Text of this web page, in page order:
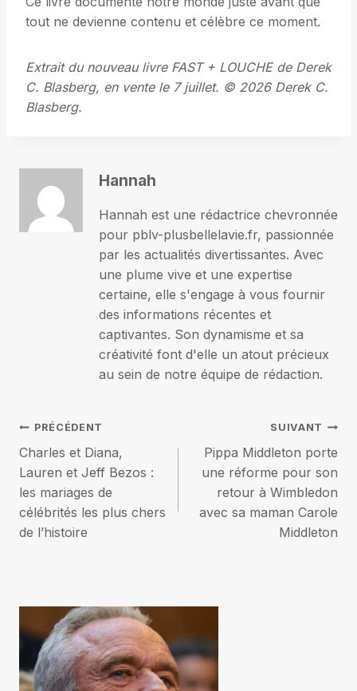
tout ne devienne contenu et célèbre ce moment.
Extrait du nouveau livre FAST + LOUCHE de Derek
C. Blasberg, en vente le 7 juillet. © 2026 Derek C.
Blasberg.
Hannah
Hannah est une rédactrice chevronnée
pour pblv-plusbellelavie.fr, passionnée
par les actualités divertissantes. Avec
une plume vive et une expertise
certaine, elle s'engage à vous fournir
des informations récentes et
captivantes. Son dynamisme et sa
créativité font d'elle un atout précieux
au sein de notre équipe de rédaction.
Navigation
de
l’article
PRÉCÉDENT
Charles et Diana,
Lauren et Jeff Bezos :
les mariages de
célébrités les plus chers
de l’histoire
SUIVANT
Pippa Middleton porte
une réforme pour son
retour à Wimbledon
avec sa maman Carole
Middleton